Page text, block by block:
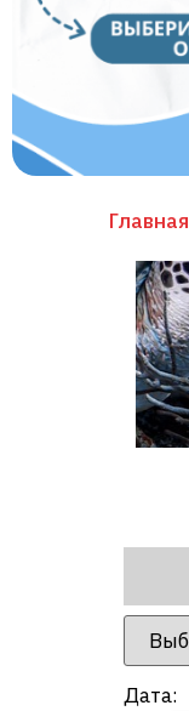
Главная
Дата: